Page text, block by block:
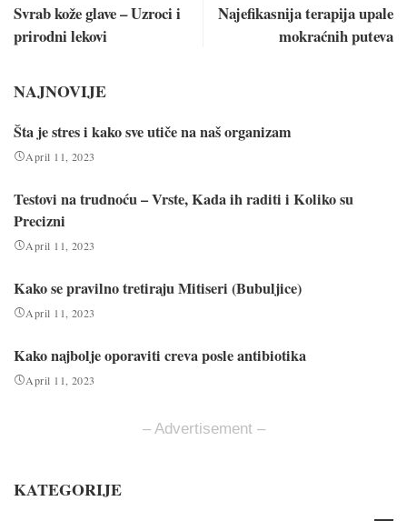
Svrab kože glave – Uzroci i
prirodni lekovi
Najefikasnija terapija upale
mokraćnih puteva
NAJNOVIJE
Šta je stres i kako sve utiče na naš organizam
April 11, 2023
Testovi na trudnoću – Vrste, Kada ih raditi i Koliko su
Precizni
April 11, 2023
Kako se pravilno tretiraju Mitiseri (Bubuljice)
April 11, 2023
Kako najbolje oporaviti creva posle antibiotika
April 11, 2023
– Advertisement –
KATEGORIJE